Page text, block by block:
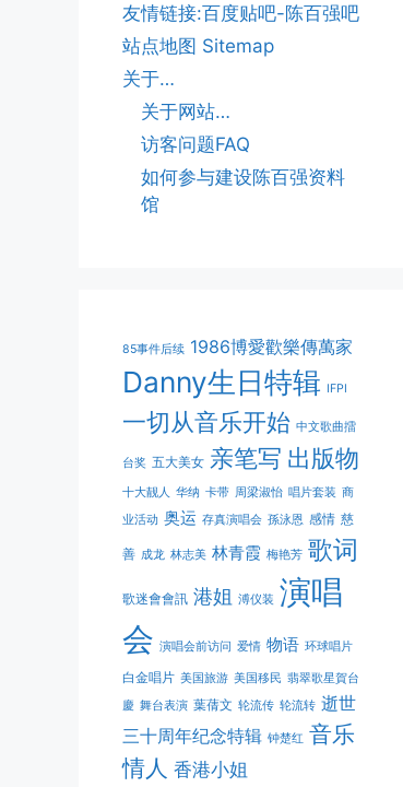
友情链接:百度贴吧-陈百强吧
站点地图 Sitemap
关于…
关于网站…
访客问题FAQ
如何参与建设陈百强资料
馆
85事件后续 1986博愛歡樂傳萬家
Danny生日特辑 IFPI
一切从音乐开始 中文歌曲擂
台奖 五大美女 亲笔写 出版物
十大靓人 华纳 卡带 周梁淑怡 唱片套装 商
业活动 奥运 存真演唱会 孫泳恩 感情 慈
善 成龙 林志美 林青霞 梅艳芳 歌词
歌迷會會訊 港姐 溥仪装 演唱
会 演唱会前访问 爱情 物语 环球唱片
白金唱片 美国旅游 美国移民 翡翠歌星賀台
慶 舞台表演 葉蒨文 轮流传 轮流转 逝世
三十周年纪念特辑 钟楚红 音乐
情人 香港小姐